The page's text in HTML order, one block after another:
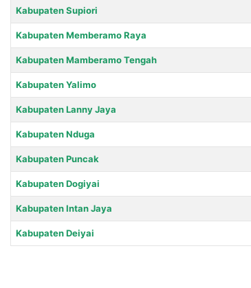
Kabupaten Supiori
Kabupaten Memberamo Raya
Kabupaten Mamberamo Tengah
Kabupaten Yalimo
Kabupaten Lanny Jaya
Kabupaten Nduga
Kabupaten Puncak
Kabupaten Dogiyai
Kabupaten Intan Jaya
Kabupaten Deiyai